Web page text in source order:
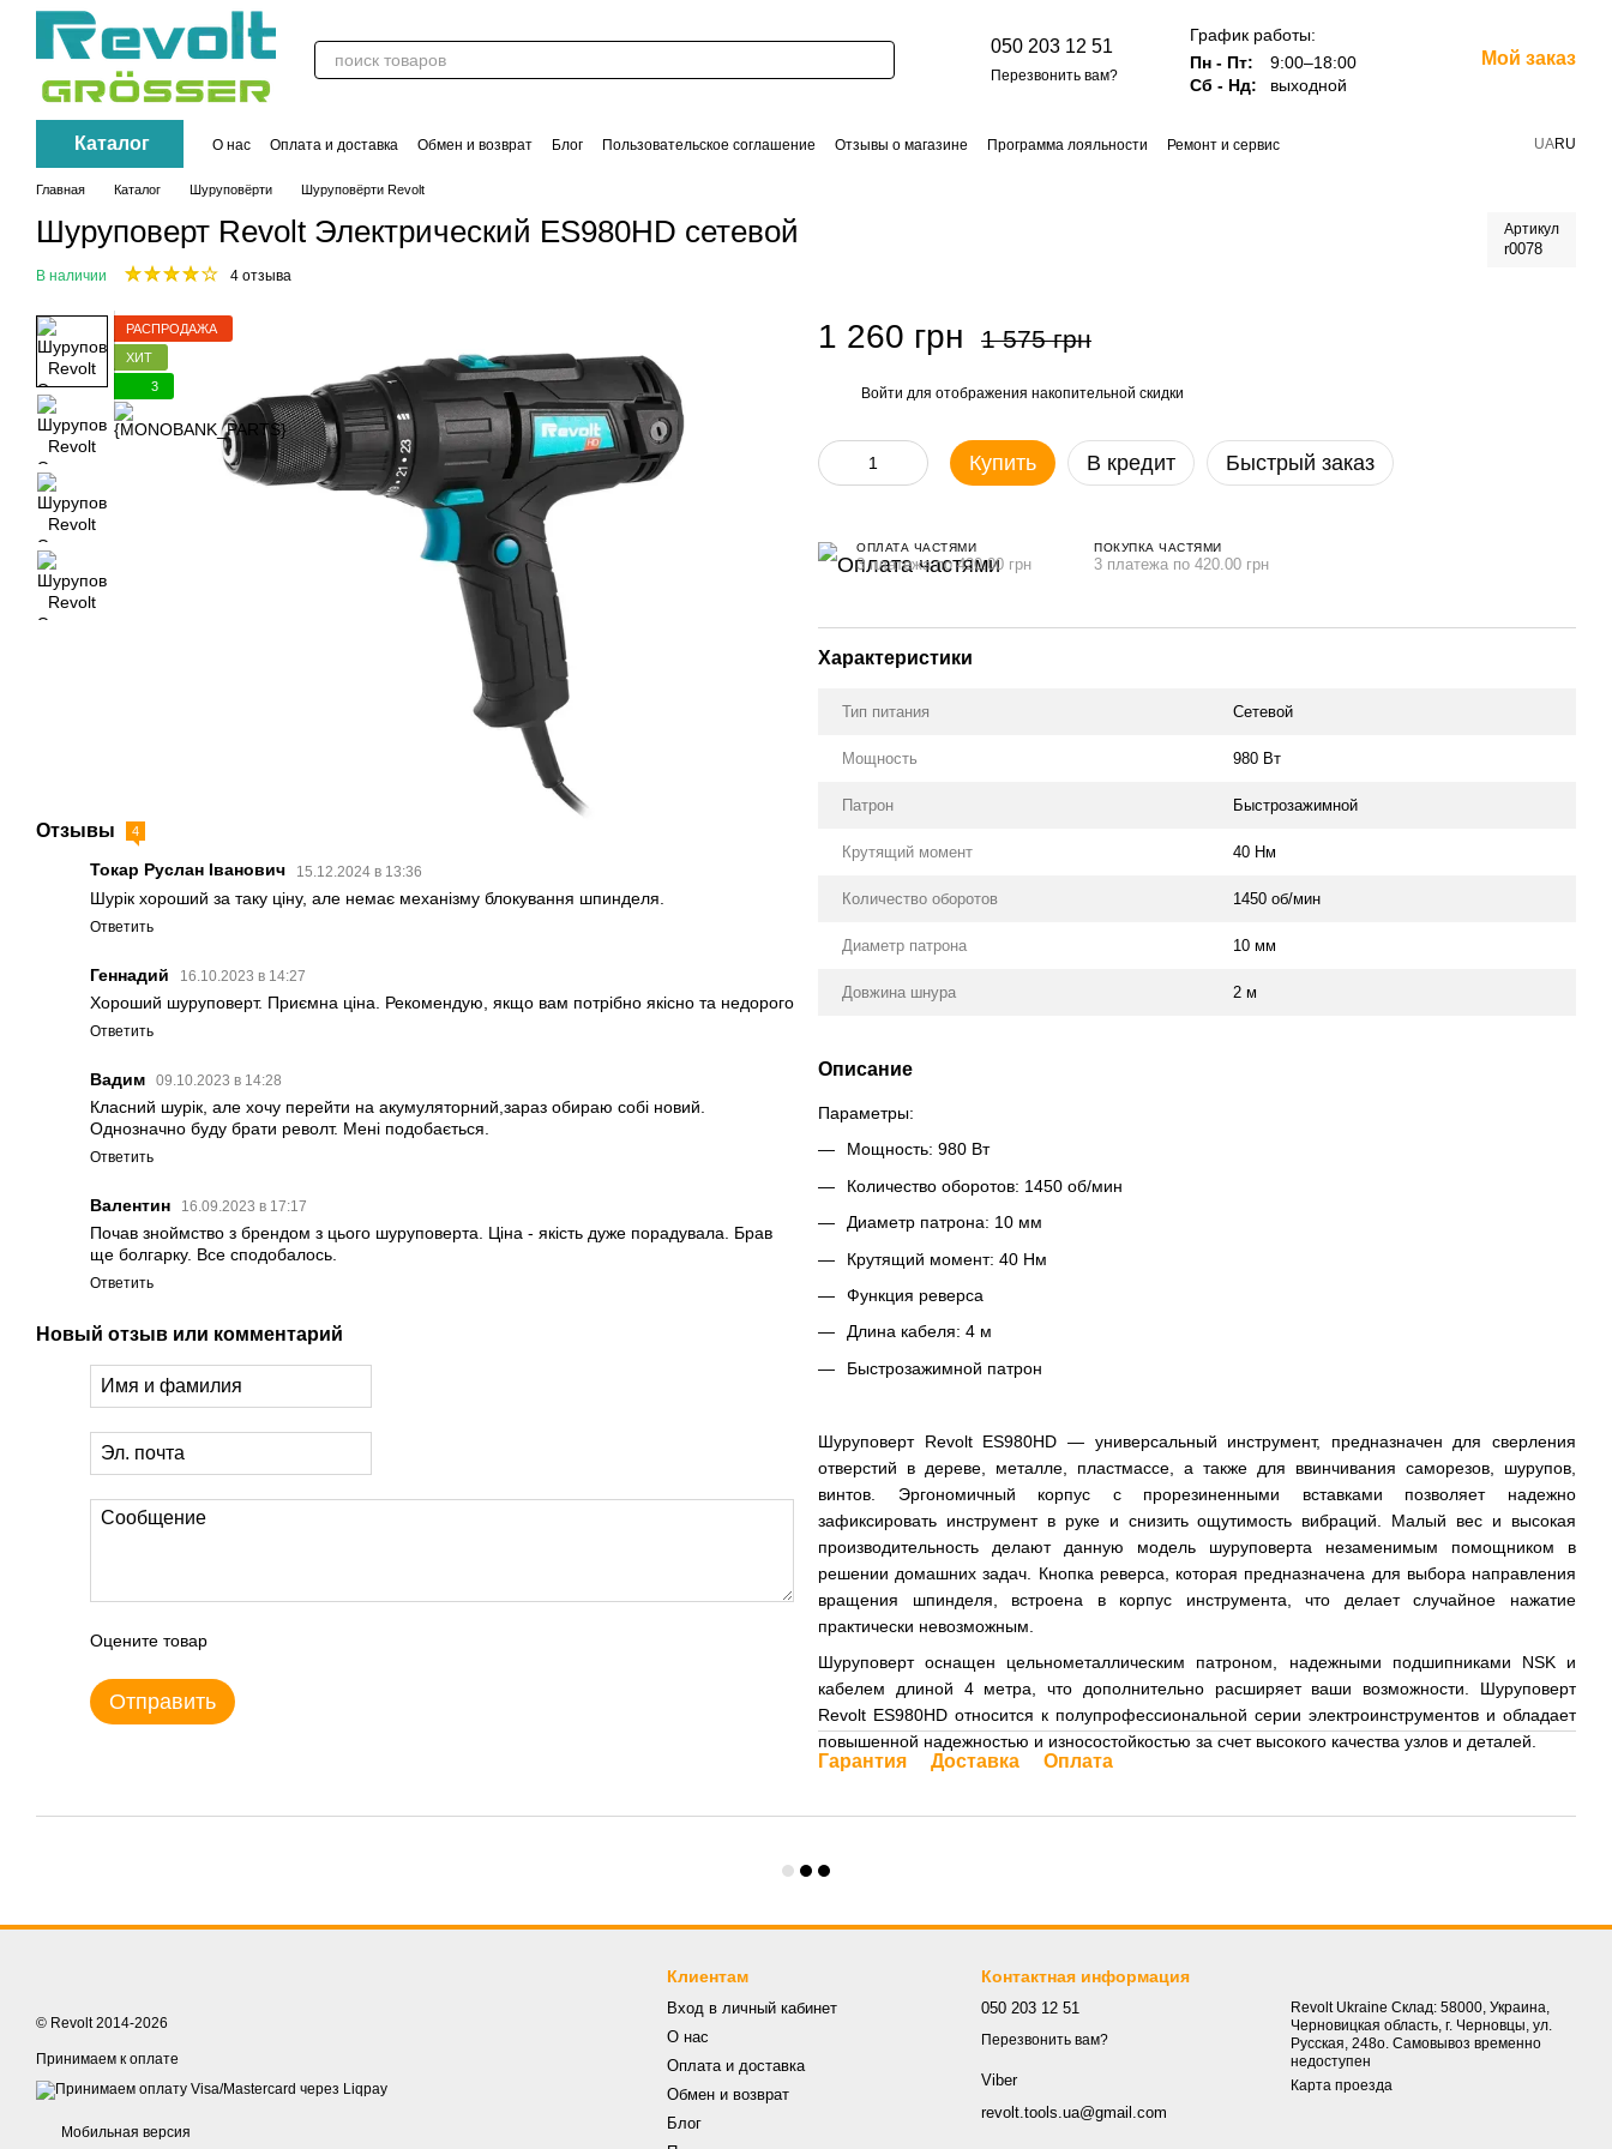
Перейти к основному контенту
050 203 12 51
Перезвонить вам?
График работы:
Пн - Пт:
9:00–18:00
Сб - Нд:
выходной
Мой заказ
Каталог О нас Оплата и доставка Обмен и возврат Блог Пользовательское соглашение Отзывы о магазине Программа лояльности
Ремонт и сервис
UARU
Главная Каталог Шуруповёрти Шуруповёрти Revolt
Шуруповерт Revolt Электрический ES980HD сетевой Артикул
r0078
В наличии 4 отзыва
РАСПРОДАЖА
ХИТ
3
Отзывы 4
Токар Руслан Іванович 15.12.2024 в 13:36
Шурік хороший за таку ціну, але немає механізму блокування шпинделя.
Ответить
Геннадий 16.10.2023 в 14:27
Хороший шуруповерт. Приємна ціна. Рекомендую, якщо вам потрібно якісно та недорого
Ответить
Вадим 09.10.2023 в 14:28
Класний шурік, але хочу перейти на акумуляторний,зараз обираю собі новий.
Однозначно буду брати револт. Мені подобається.
Ответить
Валентин 16.09.2023 в 17:17
Почав зноймство з брендом з цього шуруповерта. Ціна - якість дуже порадувала. Брав
ще болгарку. Все сподобалось.
Ответить
Новый отзыв или комментарий
Оцените товар
Отправить
1 260 грн 1 575 грн
Войти для отображения накопительной скидки
Купить В кредит Быстрый заказ
ОПЛАТА ЧАСТЯМИ
3 платежа по 420.00 грн
ПОКУПКА ЧАСТЯМИ
3 платежа по 420.00 грн
Характеристики
Тип питания Сетевой
Мощность 980 Вт
Патрон Быстрозажимной
Крутящий момент 40 Нм
Количество оборотов 1450 об/мин
Диаметр патрона 10 мм
Довжина шнура 2 м
Описание
Параметры:
Мощность: 980 Вт
Количество оборотов: 1450 об/мин
Диаметр патрона: 10 мм
Крутящий момент: 40 Нм
Функция реверса
Длина кабеля: 4 м
Быстрозажимной патрон
Шуруповерт Revolt ES980HD — универсальный инструмент, предназначен для сверления
отверстий в дереве, металле, пластмассе, а также для ввинчивания саморезов, шурупов,
винтов. Эргономичный корпус с прорезиненными вставками позволяет надежно
зафиксировать инструмент в руке и снизить ощутимость вибраций. Малый вес и высокая
производительность делают данную модель шуруповерта незаменимым помощником в
решении домашних задач. Кнопка реверса, которая предназначена для выбора направления
вращения шпинделя, встроена в корпус инструмента, что делает случайное нажатие
практически невозможным.
Шуруповерт оснащен цельнометаллическим патроном, надежными подшипниками NSK и
кабелем длиной 4 метра, что дополнительно расширяет ваши возможности. Шуруповерт
Revolt ES980HD относится к полупрофессиональной серии электроинструментов и обладает
повышенной надежностью и износостойкостью за счет высокого качества узлов и деталей.
Гарантия Доставка Оплата
© Revolt 2014-2026
Принимаем к оплате
Мобильная версия
Клиентам
Вход в личный кабинет
О нас
Оплата и доставка
Обмен и возврат
Блог
Контактная информация
050 203 12 51
Перезвонить вам?
Viber
revolt.tools.ua@gmail.com
Revolt Ukraine Склад: 58000, Украина,
Черновицкая область, г. Черновцы, ул.
Русская, 248о. Самовывоз временно
недоступен
Карта проезда